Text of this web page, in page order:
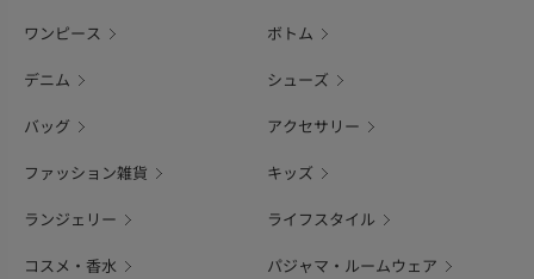
ワンピース ボトム
デニム シューズ
バッグ アクセサリー
ファッション雑貨 キッズ
ランジェリー ライフスタイル
コスメ・香水 パジャマ・ルームウェア